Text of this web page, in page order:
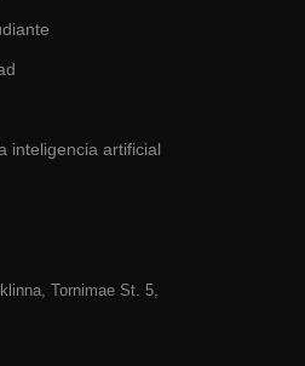
inteligencia artificial
Tornimаe St. 5,